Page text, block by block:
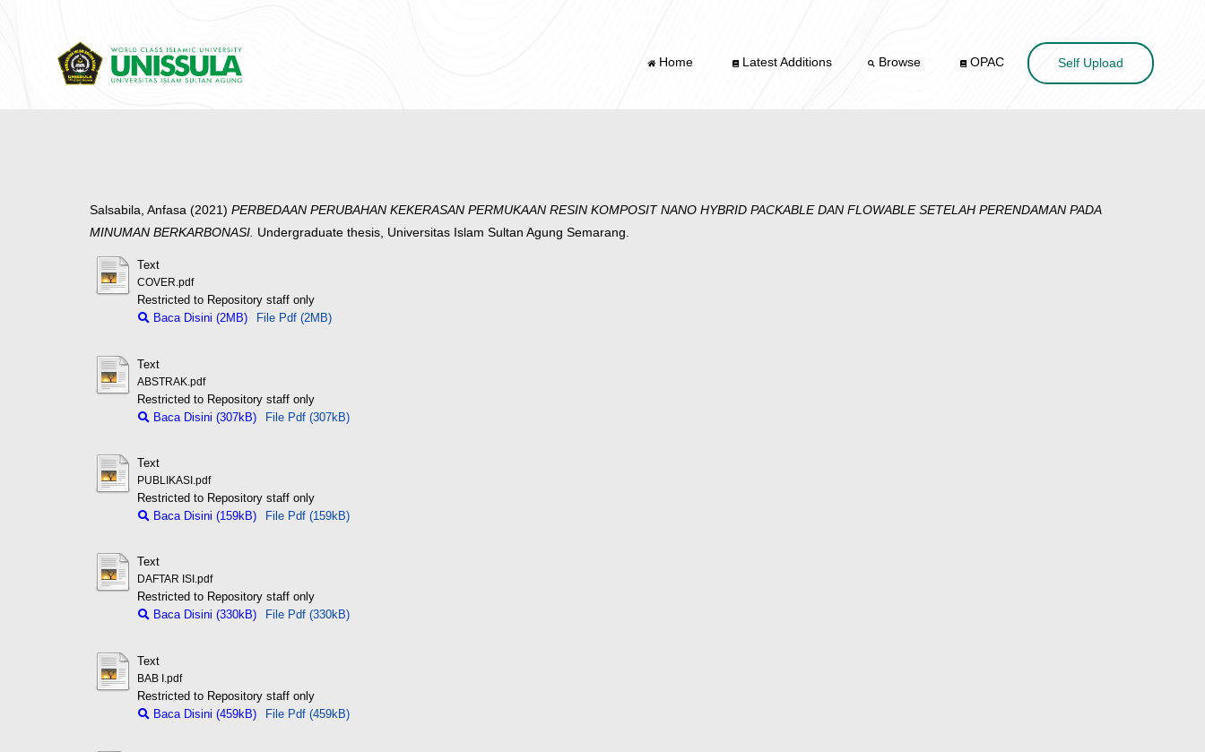
Home Latest Additions Browse OPAC Self Upload
Salsabila, Anfasa (2021) PERBEDAAN PERUBAHAN KEKERASAN PERMUKAAN RESIN KOMPOSIT NANO HYBRID PACKABLE DAN FLOWABLE SETELAH PERENDAMAN PADA
MINUMAN BERKARBONASI. Undergraduate thesis, Universitas Islam Sultan Agung Semarang.
Text
COVER.pdf
Restricted to Repository staff only
Baca Disini (2MB)
File Pdf (2MB)
Text
ABSTRAK.pdf
Restricted to Repository staff only
Baca Disini (307kB)
File Pdf (307kB)
Text
PUBLIKASI.pdf
Restricted to Repository staff only
Baca Disini (159kB)
File Pdf (159kB)
Text
DAFTAR ISI.pdf
Restricted to Repository staff only
Baca Disini (330kB)
File Pdf (330kB)
Text
BAB I.pdf
Restricted to Repository staff only
Baca Disini (459kB)
File Pdf (459kB)